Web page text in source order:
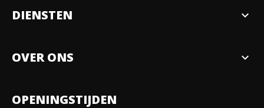
DIENSTEN expand_more
OVER ONS expand_more
Organisatie
OPENINGSTIJDEN